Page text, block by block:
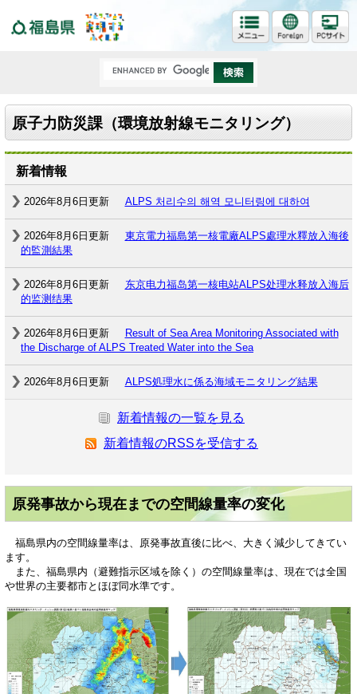
原子力防災課（環境放射線モニタリング）
新着情報
2026年8月6日更新 ALPS 처리수의 해역 모니터링에 대하여
2026年8月6日更新
東京電力福島第一核電廠ALPS處理水釋放入海後
的監測結果
2026年8月6日更新
东京电力福岛第一核电站ALPS处理水释放入海后
的监测结果
2026年8月6日更新
Result of Sea Area Monitoring Associated with
the Discharge of ALPS Treated Water into the Sea
2026年8月6日更新 ALPS処理水に係る海域モニタリング結果
新着情報の一覧を見る
新着情報のRSSを受信する
原発事故から現在までの空間線量率の変化
福島県内の空間線量率は、原発事故直後に比べ、大きく減少してきてい
ます。
また、福島県内（避難指示区域を除く）の空間線量率は、現在では全国
や世界の主要都市とほぼ同水準です。